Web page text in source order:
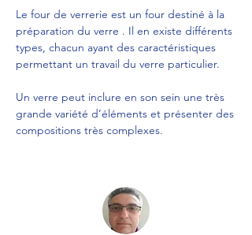
Le four de verrerie est un four destiné à la
préparation du verre . Il en existe différents
types, chacun ayant des caractéristiques
permettant un travail du verre particulier.
Un verre peut inclure en son sein une très
grande variété d’éléments et présenter des
compositions très complexes.